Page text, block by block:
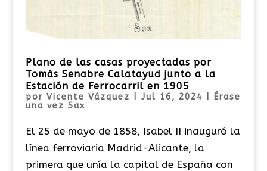
Plano de las casas proyectadas por
Tomás Senabre Calatayud junto a la
Estación de Ferrocarril en 1905
por Vicente Vázquez Jul 16, 2024
Érase
una vez Sax
El 25 de mayo de 1858, Isabel II inauguró la
línea ferroviaria Madrid-Alicante, la
primera que unía la capital de España con